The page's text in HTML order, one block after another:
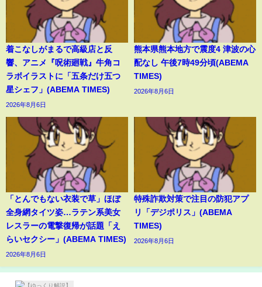
着こなしがまるで高級店と反
響、アニメ『呪術廻戦』牛角コ
ラボイラストに「五条だけ五つ
星シェフ」(ABEMA TIMES)
2026年8月6日
熊本県熊本地方で震度4 津波の心
配なし 午後7時49分頃(ABEMA
TIMES)
2026年8月6日
「とんでもない衣装で草」ほぼ
全身網タイツ姿…ラテン系美女
レスラーの電撃復帰が話題「え
らいセクシー」(ABEMA TIMES)
2026年8月6日
特殊詐欺対策で注目の防犯アプ
リ「デジポリス」(ABEMA
TIMES)
2026年8月6日